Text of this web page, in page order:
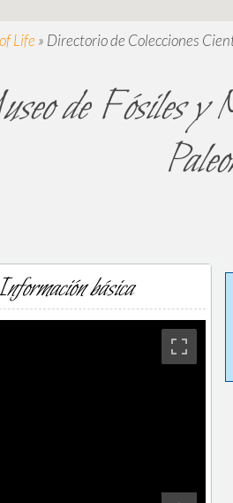
Life » Directorio de Colecciones
de Fósiles y
básica